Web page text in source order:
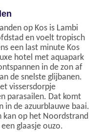
op Kos is Lambi
en voelt tropisch
een last minute Kos
hotel met aquapark
in de zon af
de snelste glijbanen.
vissersdorpje
parasailen. Dat komt
in de azuurblauwe baai.
kan op het Noordstrand
glaasje ouzo.